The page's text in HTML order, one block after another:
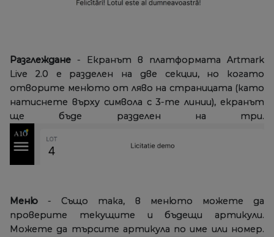
Разглеждане - Екранът в платформата Artmark
Live 2.0 е разделен на две секции, но когато
отворите менюто от ляво на страницата (като
натиснете върху символа с 3-те линии), екранът
ще бъде разделен на три.
Меню - Също така, в менюто можете да
проверите текущите и бъдещи артикули.
Можете да търсите артикула по име или номер.